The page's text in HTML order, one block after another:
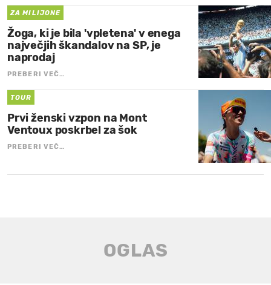
ZA MILIJONE
Žoga, ki je bila 'vpletena' v enega
največjih škandalov na SP, je
naprodaj
PREBERI VEČ…
TOUR
Prvi ženski vzpon na Mont
Ventoux poskrbel za šok
PREBERI VEČ…